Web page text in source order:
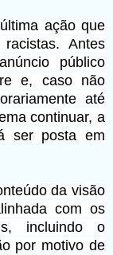
ação que
Antes
público
e, caso não
até
continuar, a
ser posta em
da visão
com os
incluindo o
por motivo de